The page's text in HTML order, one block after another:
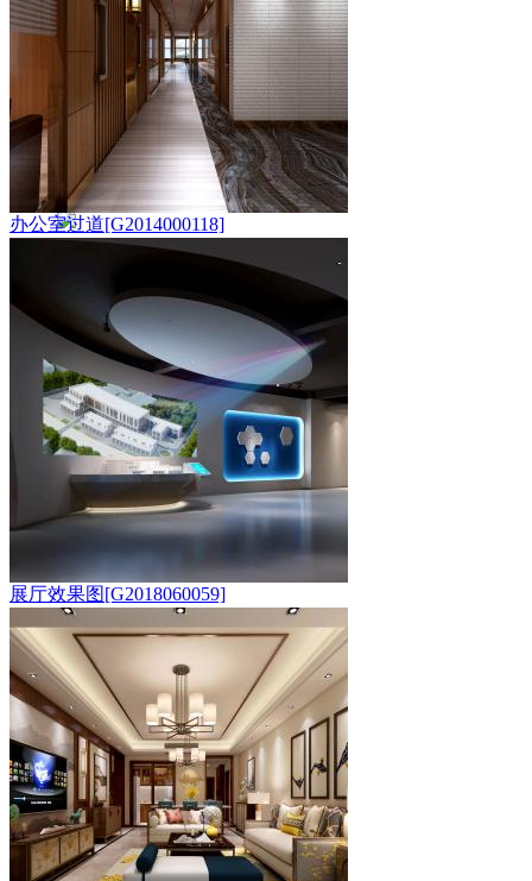
办公室过道[G2014000118]
展厅效果图[G2018060059]